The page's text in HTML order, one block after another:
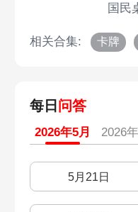
国民
相关合集: 卡牌
每日 问答
2026年5月 2026
5月21日